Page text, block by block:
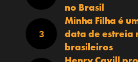
no Brasil
Minha Filha é
data de estreia
brasileiros